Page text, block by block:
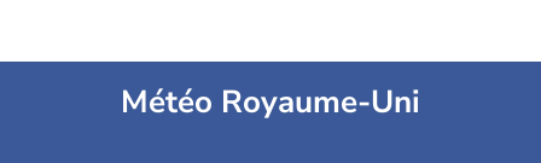
Météo Royaume-Uni